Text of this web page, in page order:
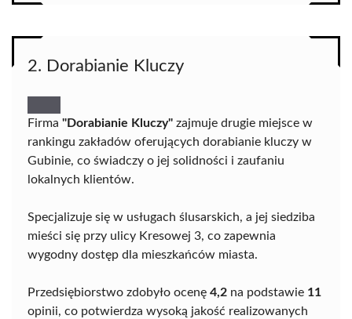
2. Dorabianie Kluczy
Firma "Dorabianie Kluczy" zajmuje drugie miejsce w
rankingu zakładów oferujących dorabianie kluczy w
Gubinie, co świadczy o jej solidności i zaufaniu
lokalnych klientów.
Specjalizuje się w usługach ślusarskich, a jej siedziba
mieści się przy ulicy Kresowej 3, co zapewnia
wygodny dostęp dla mieszkańców miasta.
Przedsiębiorstwo zdobyło ocenę 4,2 na podstawie 11
opinii, co potwierdza wysoką jakość realizowanych